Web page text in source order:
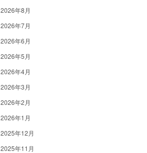
2026年8月
2026年7月
2026年6月
2026年5月
2026年4月
2026年3月
2026年2月
2026年1月
2025年12月
2025年11月